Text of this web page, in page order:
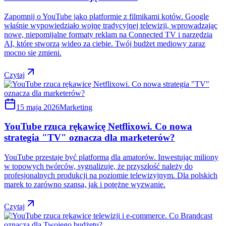
Zapomnij o YouTube jako platformie z filmikami kotów. Google
właśnie wypowiedziało wojnę tradycyjnej telewizji, wprowadzając
nowe, niepomijalne formaty reklam na Connected TV i narzędzia
AI, które stworzą wideo za ciebie. Twój budżet mediowy zaraz
mocno się zmieni.
Czytaj
15 maja 2026Marketing
YouTube rzuca rękawicę Netflixowi. Co nowa
strategia "TV" oznacza dla marketerów?
YouTube przestaje być platformą dla amatorów. Inwestując miliony
w topowych twórców, sygnalizuje, że przyszłość należy do
profesjonalnych produkcji na poziomie telewizyjnym. Dla polskich
marek to zarówno szansa, jak i potężne wyzwanie.
Czytaj